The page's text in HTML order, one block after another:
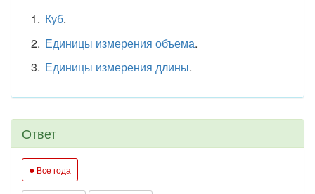
Куб.
Единицы измерения объема.
Единицы измерения длины.
Ответ
● Все года